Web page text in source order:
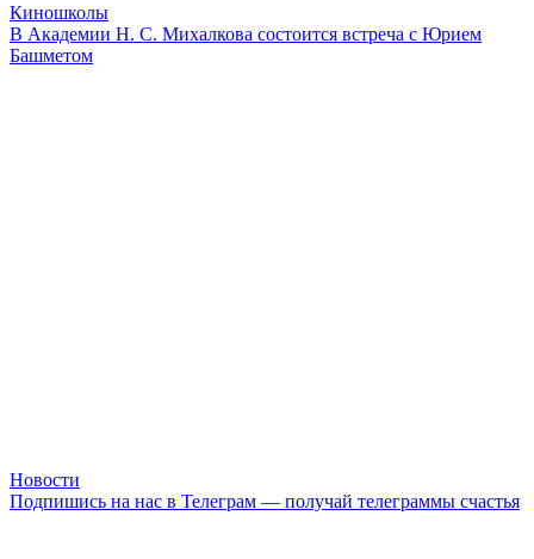
Киношколы
В Академии Н. С. Михалкова состоится встреча с Юрием
Башметом
Новости
Подпишись на нас в Телеграм — получай телеграммы счастья